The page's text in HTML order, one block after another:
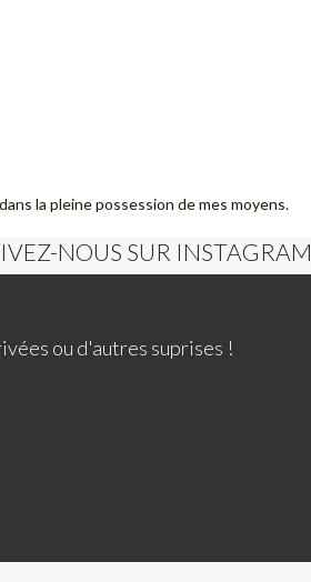
la pleine possession de mes moyens.
NOUS SUR INSTAGRAM
ou d'autres suprises !